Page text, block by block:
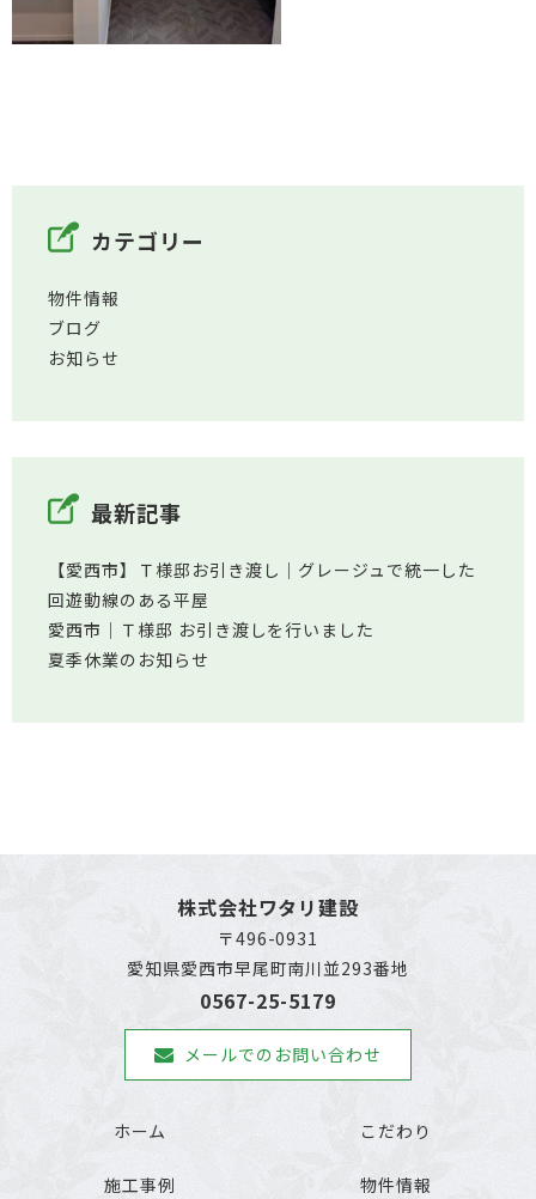
カテゴリー
物件情報
ブログ
お知らせ
最新記事
【愛西市】Ｔ様邸お引き渡し｜グレージュで統一した
回遊動線のある平屋
愛西市│Ｔ様邸 お引き渡しを行いました
夏季休業のお知らせ
株式会社ワタリ建設
〒496-0931
愛知県愛西市早尾町南川並293番地
0567-25-5179
メールでのお問い合わせ
ホーム こだわり
施工事例 物件情報